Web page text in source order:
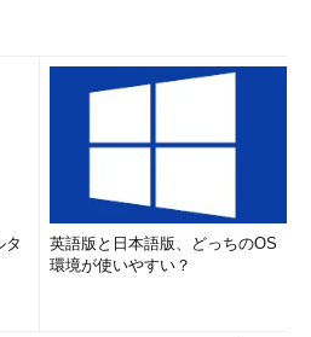
タ
英語版と日本語版、どっちのOS
環境が使いやすい？